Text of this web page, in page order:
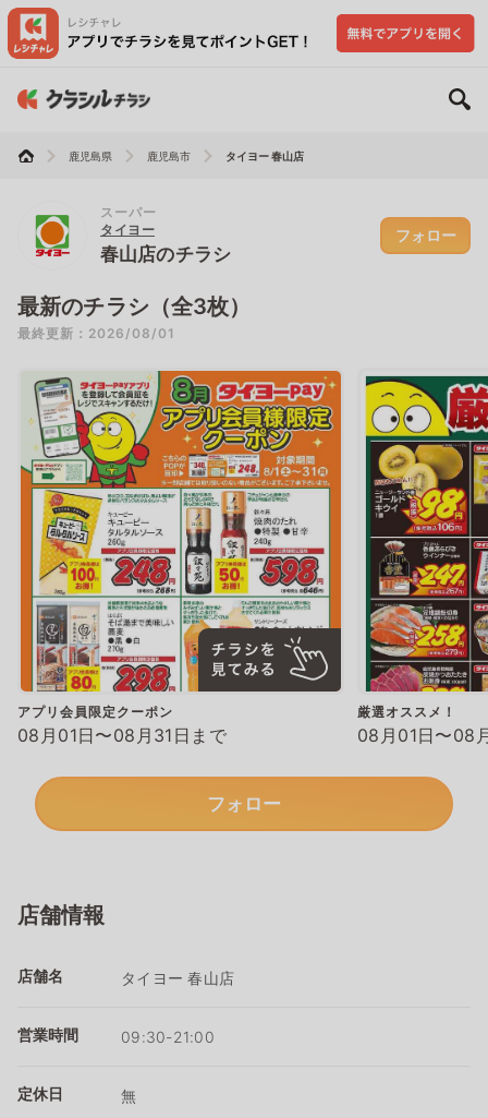
鹿児島県 鹿児島市 タイヨー 春山店
スーパー
タイヨー
春山店のチラシ
フォロー
最新のチラシ（全3枚）
最終更新：2026/08/01
アプリ会員限定クーポン
08月01日〜08月31日まで
厳選オススメ！
08月01日〜08
フォロー
店舗情報
店舗名 タイヨー 春山店
営業時間 09:30-21:00
定休日 無